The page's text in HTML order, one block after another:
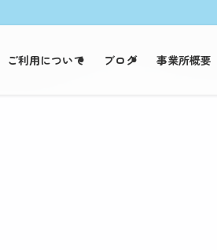
ご利用について ブログ 事業所概要